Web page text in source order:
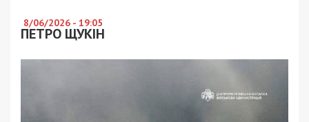
8/06/2026 - 19:05
ПЕТРО ЩУКІН